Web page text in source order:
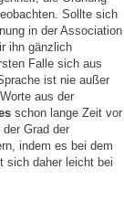
Sollte sich
in der Association
ihn gänzlich
Falle sich aus
ist nie außer
aus der
schon lange Zeit vor
Grad der
indem es bei dem
sich daher leicht bei